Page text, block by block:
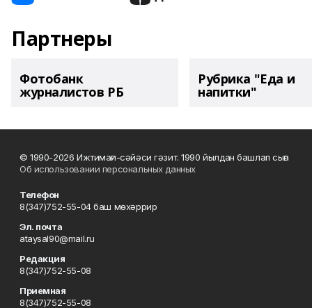
Партнеры
Фотобанк
журналистов РБ
Рубрика "Еда и
напитки"
© 1990-2026 Ижтимағи-сәйәси гәзит. 1990 йылдан башлап сыға
Об использовании персональных данных
Телефон
8(347)752-55-04 баш мөхәррир
Эл. почта
ataysal90@mail.ru
Редакция
8(347)752-55-08
Приемная
8(347)752-55-08